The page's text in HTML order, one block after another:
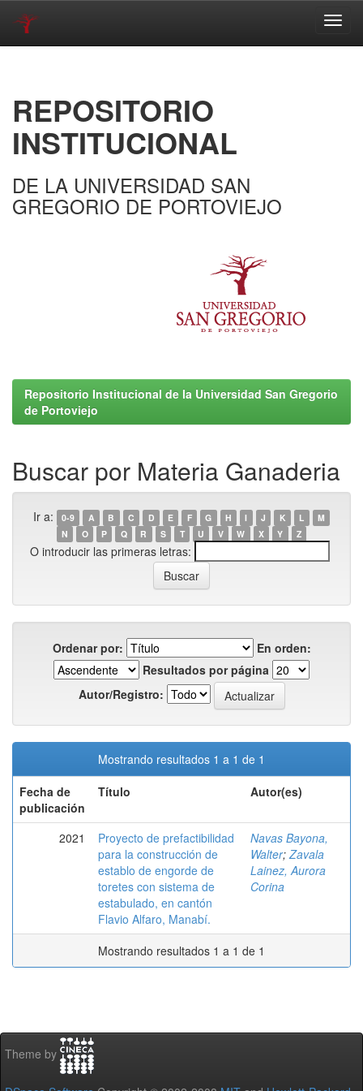
REPOSITORIO
INSTITUCIONAL
DE LA UNIVERSIDAD SAN
GREGORIO DE PORTOVIEJO
Repositorio Institucional de la Universidad San Gregorio
de Portoviejo
Buscar por Materia Ganaderia
Ir a: 0-9 A B C D E F G H I J K L
M
N
O P Q R S T U V W X Y Z
O introducir las primeras letras:
Ordenar por:
En orden:
Resultados por página
Autor/Registro:
Mostrando resultados 1 a 1 de 1
Fecha de
publicación
Título Autor(es)
2021
Proyecto de prefactibilidad
para la construcción de
establo de engorde de
toretes con sistema de
estabulado, en cantón
Flavio Alfaro, Manabí.
Navas Bayona,
Walter;Zavala
Lainez, Aurora
Corina
Mostrando resultados 1 a 1 de 1
Theme by